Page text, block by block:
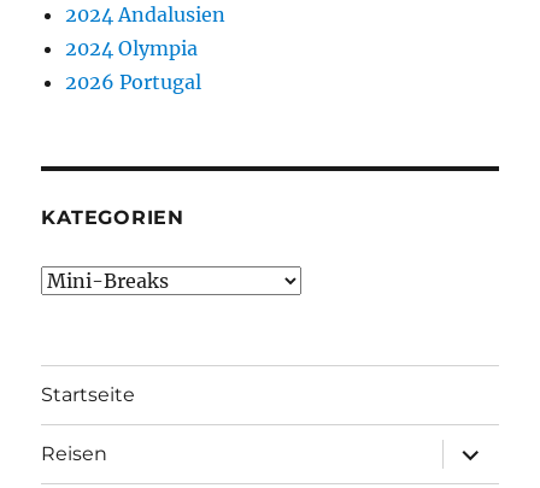
2024 Andalusien
2024 Olympia
2026 Portugal
KATEGORIEN
Kategorien
Startseite
Reisen
öffnen